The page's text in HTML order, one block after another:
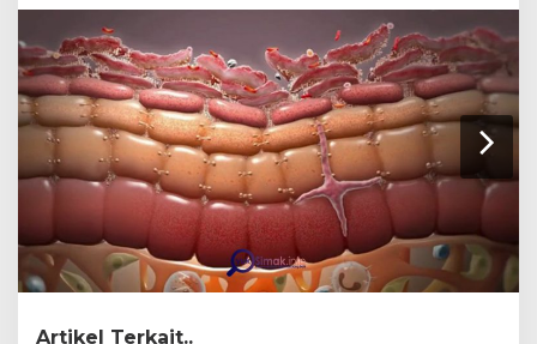
Artikel Terkait..